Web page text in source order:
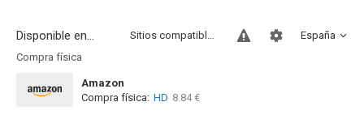
Disponible en... España
Sitios compatibles
Compra física
Amazon
Compra física: HD 8.84 €